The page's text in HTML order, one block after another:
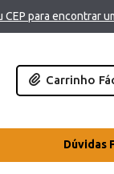
CEP para encontrar
Carrinho
Dúvidas